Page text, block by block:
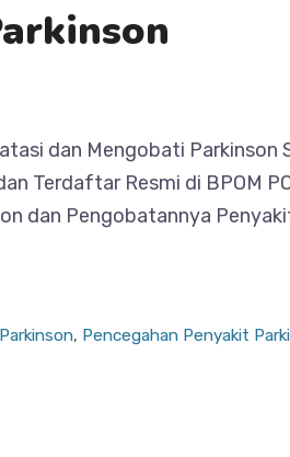
dan Mengobati Parkinson
Terdaftar Resmi di BPOM
dan Pengobatannya
, Pencegahan Penyakit